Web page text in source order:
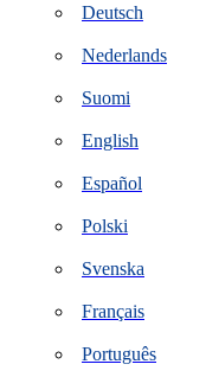
Deutsch
Nederlands
Suomi
English
Español
Polski
Svenska
Français
Português